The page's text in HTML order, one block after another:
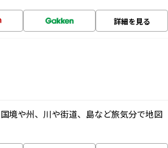
詳細を見る
境や州、川や街道、島など旅気分で地図